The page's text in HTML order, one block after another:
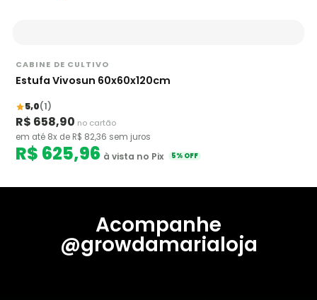
CABINE DE CULTIVO
Estufa Vivosun 60x60x120cm
5,0(1)
R$ 658,90 no cartão
em até 8x de R$ 82,36 sem juros
R$ 625,96 à vista no Pix 5% OFF
Acompanhe
@growdamarialoja